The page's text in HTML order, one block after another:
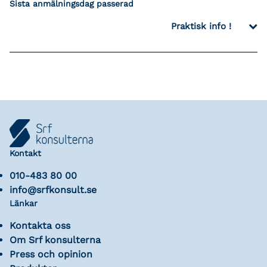
Sista anmälningsdag passerad
Praktisk info !
Kontakt
010-483 80 00
info@srfkonsult.se
Länkar
Kontakta oss
Om Srf konsulterna
Press och opinion